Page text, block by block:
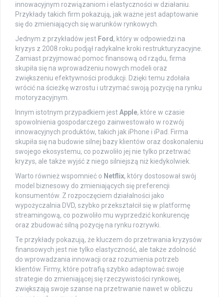
innowacyjnym rozwiązaniom i elastyczności w działaniu.
Przykłady takich firm pokazują, jak ważne jest adaptowanie
się do zmieniających się warunków rynkowych.
Jednym z przykładów jest Ford, który w odpowiedzi na
kryzys z 2008 roku podjął radykalne kroki restrukturyzacyjne.
Zamiast przyjmować pomoc finansową od rządu, firma
skupiła się na wprowadzeniu nowych modeli oraz
zwiększeniu efektywności produkcji. Dzięki temu zdołała
wrócić na ścieżkę wzrostu i utrzymać swoją pozycję na rynku
motoryzacyjnym.
Innym istotnym przypadkiem jestApple, które w czasie
spowolnienia gospodarczego zainwestowało w rozwój
innowacyjnych produktów, takich jak iPhone i iPad. Firma
skupiła się na budowie silnej bazy klientów oraz doskonaleniu
swojego ekosystemu, co pozwoliło jej nie tylko przetrwać
kryzys, ale także wyjść z niego silniejszą niż kiedykolwiek.
Warto również wspomnieć o Netflix, który dostosował swój
model biznesowy do zmieniających się preferencji
konsumentów. Z rozpoczęciem działalności jako
wypożyczalnia DVD, szybko przekształcił się w platformę
streamingową, co pozwoliło mu wyprzedzić konkurencję
oraz zbudować silną pozycję na rynku rozrywki.
Te przykłady pokazują, że kluczem do przetrwania kryzysów
finansowych jest nie tylko elastyczność, ale także zdolność
do wprowadzania innowacji oraz rozumienia potrzeb
klientów. Firmy, które potrafią szybko adaptować swoje
strategie do zmieniającej się rzeczywistości rynkowej,
zwiększają swoje szanse na przetrwanie nawet w obliczu